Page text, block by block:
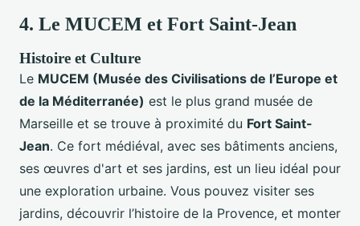
4. Le MUCEM et Fort Saint-Jean
Histoire et Culture
Le MUCEM (Musée des Civilisations de l’Europe et
de la Méditerranée) est le plus grand musée de
Marseille et se trouve à proximité du Fort Saint-
Jean. Ce fort médiéval, avec ses bâtiments anciens,
ses œuvres d'art et ses jardins, est un lieu idéal pour
une exploration urbaine. Vous pouvez visiter ses
jardins, découvrir l’histoire de la Provence, et monter